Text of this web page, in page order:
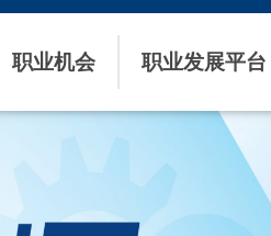
职业机会 职业发展平台